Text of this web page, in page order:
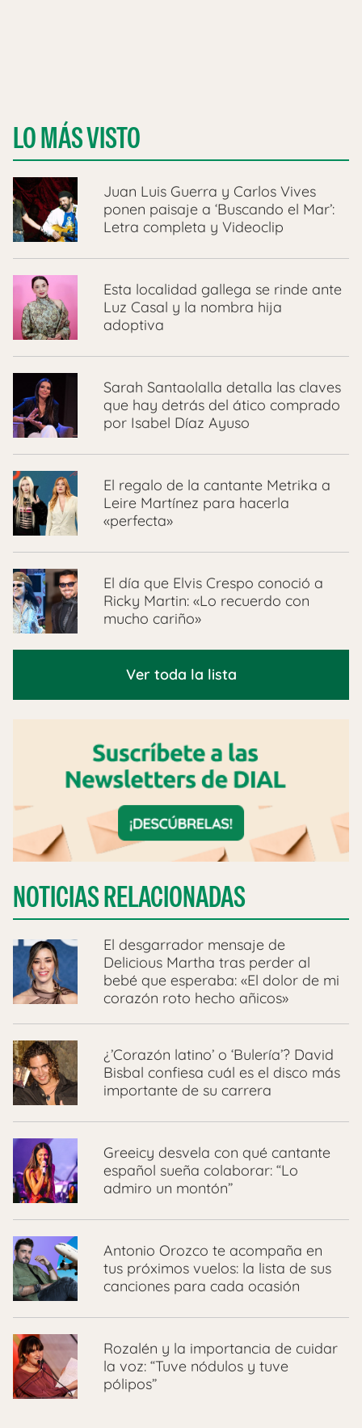
LO MÁS VISTO
Juan Luis Guerra y Carlos Vives
ponen paisaje a ‘Buscando el Mar’:
Letra completa y Videoclip
Esta localidad gallega se rinde ante
Luz Casal y la nombra hija
adoptiva
Sarah Santaolalla detalla las claves
que hay detrás del ático comprado
por Isabel Díaz Ayuso
El regalo de la cantante Metrika a
Leire Martínez para hacerla
«perfecta»
El día que Elvis Crespo conoció a
Ricky Martin: «Lo recuerdo con
mucho cariño»
Ver toda la lista
NOTICIAS RELACIONADAS
El desgarrador mensaje de
Delicious Martha tras perder al
bebé que esperaba: «El dolor de mi
corazón roto hecho añicos»
¿’Corazón latino’ o ‘Bulería’? David
Bisbal confiesa cuál es el disco más
importante de su carrera
Greeicy desvela con qué cantante
español sueña colaborar: “Lo
admiro un montón”
Antonio Orozco te acompaña en
tus próximos vuelos: la lista de sus
canciones para cada ocasión
Rozalén y la importancia de cuidar
la voz: “Tuve nódulos y tuve
pólipos”